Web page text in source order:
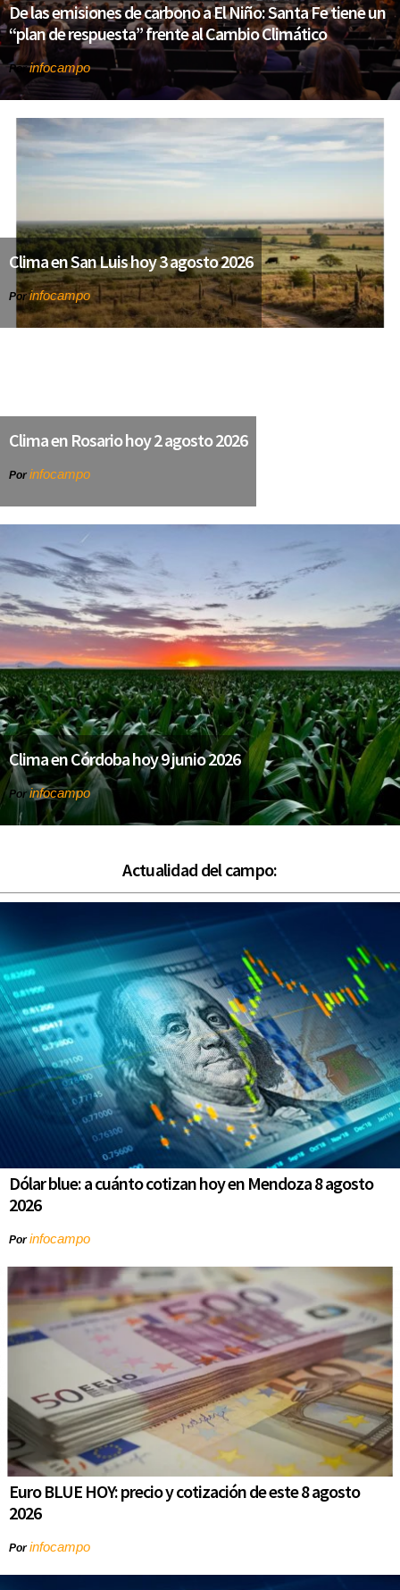
De las emisiones de carbono a El Niño: Santa Fe tiene un
“plan de respuesta” frente al Cambio Climático
Porinfocampo
Clima en San Luis hoy 3 agosto 2026
Porinfocampo
Clima en Rosario hoy 2 agosto 2026
Por infocampo
Clima en Córdoba hoy 9 junio 2026
Porinfocampo
Actualidad del campo:
Dólar blue: a cuánto cotizan hoy en Mendoza 8 agosto
2026
Porinfocampo
Euro BLUE HOY: precio y cotización de este 8 agosto
2026
Porinfocampo